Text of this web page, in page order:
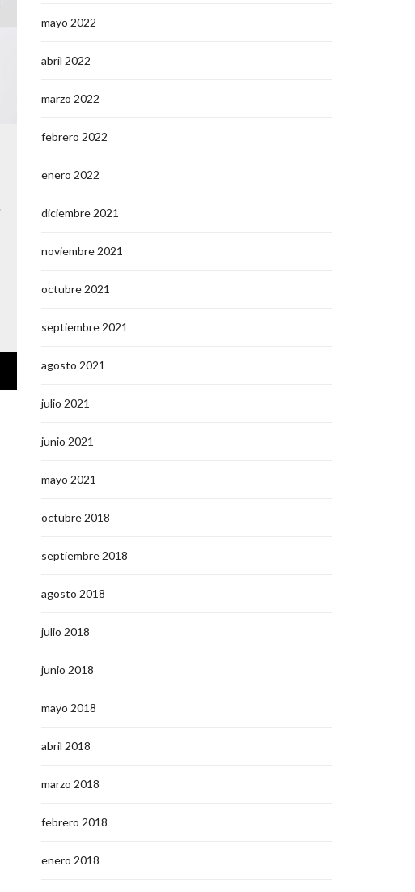
mayo 2022
abril 2022
marzo 2022
febrero 2022
enero 2022
diciembre 2021
noviembre 2021
octubre 2021
septiembre 2021
agosto 2021
julio 2021
junio 2021
mayo 2021
octubre 2018
septiembre 2018
agosto 2018
julio 2018
junio 2018
mayo 2018
abril 2018
marzo 2018
febrero 2018
enero 2018